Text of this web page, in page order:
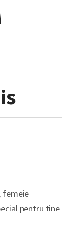
femeie
pentru tine